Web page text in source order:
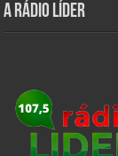
A Rádio Líder